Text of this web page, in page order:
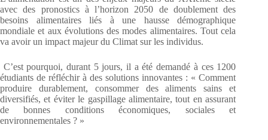
avec des pronostics à l’horizon 2050 de doublement des
besoins alimentaires liés à une hausse démographique
mondiale et aux évolutions des modes alimentaires. Tout cela
va avoir un impact majeur du Climat sur les individus.
C’est pourquoi, durant 5 jours, il a été demandé à ces 1200
étudiants de réfléchir à des solutions innovantes : « Comment
produire durablement, consommer des aliments sains et
diversifiés, et éviter le gaspillage alimentaire, tout en assurant
de bonnes conditions économiques, sociales et
environnementales ? »